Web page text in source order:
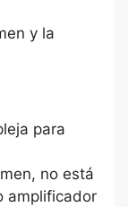
y la
para
no está
amplificador